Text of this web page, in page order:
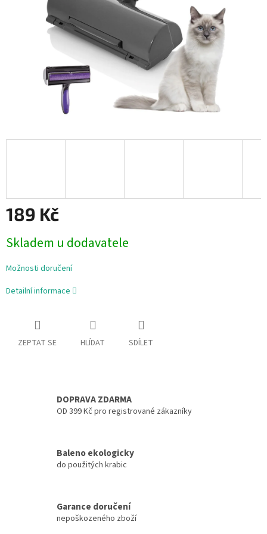
189 Kč
cena:
Skladem u dodavatele
Možnosti doručení
Detailní informace
ZEPTAT SE HLÍDAT SDÍLET
DOPRAVA ZDARMA
OD 399 Kč pro registrované zákazníky
Baleno ekologicky
do použitých krabic
Garance doručení
nepoškozeného zboží